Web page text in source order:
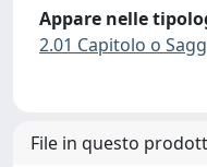
Appare nelle
2.01 Capitolo o
File in questo